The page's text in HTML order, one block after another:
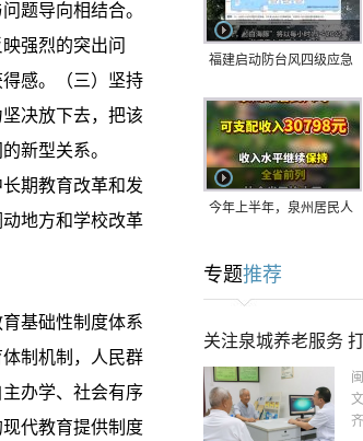
题导向相结合。
强烈的突出问
感。（三）坚持
决放下去，把该
新型关系。
期教育改革和发
地方和学校改革
基础性制度体系
制机制，人民群
办学、社会有序
代教育提供制度
福建启动防台风四级应急
9日在长江口至福建北部
一带沿海登陆
今年上半年，泉州居民人
专题推荐
关注泉城养老服务